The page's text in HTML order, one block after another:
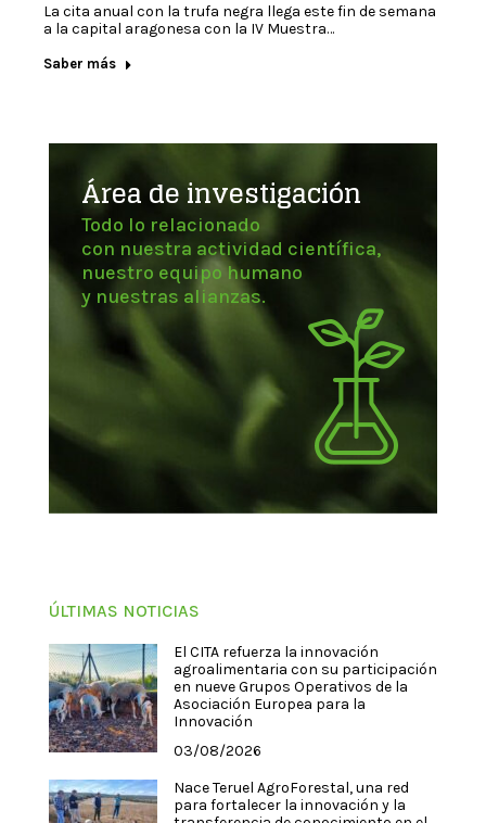
La cita anual con la trufa negra llega este fin de semana
a la capital aragonesa con la IV Muestra…
Saber más
Área de investigación
Todo lo relacionado
con nuestra actividad científica,
nuestro equipo humano
y nuestras alianzas.
ÚLTIMAS NOTICIAS
El CITA refuerza la innovación
agroalimentaria con su participación
en nueve Grupos Operativos de la
Asociación Europea para la
Innovación
03/08/2026
Nace Teruel AgroForestal, una red
para fortalecer la innovación y la